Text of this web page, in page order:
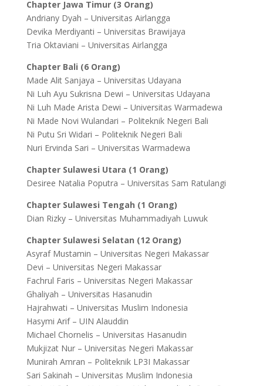
Chapter Jawa Timur (3 Orang)
Andriany Dyah – Universitas Airlangga
Devika Merdiyanti – Universitas Brawijaya
Tria Oktaviani – Universitas Airlangga
Chapter Bali (6 Orang)
Made Alit Sanjaya – Universitas Udayana
Ni Luh Ayu Sukrisna Dewi – Universitas Udayana
Ni Luh Made Arista Dewi – Universitas Warmadewa
Ni Made Novi Wulandari – Politeknik Negeri Bali
Ni Putu Sri Widari – Politeknik Negeri Bali
Nuri Ervinda Sari – Universitas Warmadewa
Chapter Sulawesi Utara (1 Orang)
Desiree Natalia Poputra – Universitas Sam Ratulangi
Chapter Sulawesi Tengah (1 Orang)
Dian Rizky – Universitas Muhammadiyah Luwuk
Chapter Sulawesi Selatan (12 Orang)
Asyraf Mustamin – Universitas Negeri Makassar
Devi – Universitas Negeri Makassar
Fachrul Faris – Universitas Negeri Makassar
Ghaliyah – Universitas Hasanudin
Hajrahwati – Universitas Muslim Indonesia
Hasymi Arif – UIN Alauddin
Michael Chornelis – Universitas Hasanudin
Mukjizat Nur – Universitas Negeri Makassar
Munirah Amran – Politeknik LP3I Makassar
Sari Sakinah – Universitas Muslim Indonesia